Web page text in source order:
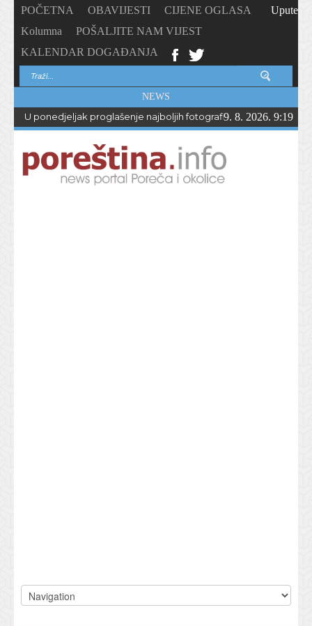
POČETNA OBAVIJESTI
CIJENE OGLASA
Kolumna
POŠALJITE NAM VIJEST
KALENDAR DOGAĐANJA
Upute
NEWS
U ponedjeljak proglašenje najboljih fotografija – PhotoCity2026
9. 8. 2026. 9:19